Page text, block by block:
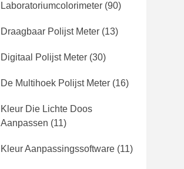
Laboratoriumcolorimeter (90)
Draagbaar Polijst Meter (13)
Digitaal Polijst Meter (30)
De Multihoek Polijst Meter (16)
Kleur Die Lichte Doos
Aanpassen (11)
Kleur Aanpassingssoftware (11)